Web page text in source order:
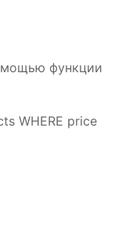
функции
WHERE price